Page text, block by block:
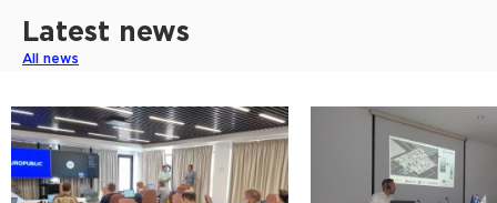
Latest news
All news